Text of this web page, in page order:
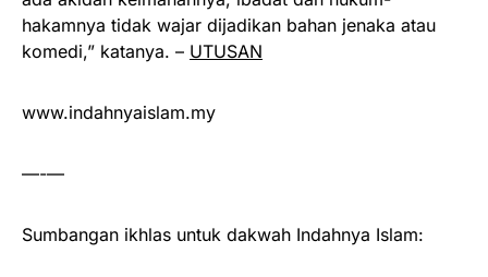
hakamnya tidak wajar dijadikan bahan jenaka atau
komedi,” katanya. – UTUSAN
www.indahnyaislam.my
—-—
Sumbangan ikhlas untuk dakwah Indahnya Islam: